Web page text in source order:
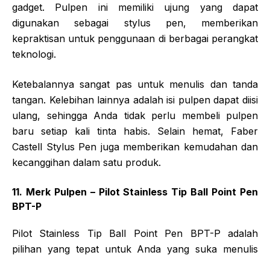
gadget. Pulpen ini memiliki ujung yang dapat
digunakan sebagai stylus pen, memberikan
kepraktisan untuk penggunaan di berbagai perangkat
teknologi.
Ketebalannya sangat pas untuk menulis dan tanda
tangan. Kelebihan lainnya adalah isi pulpen dapat diisi
ulang, sehingga Anda tidak perlu membeli pulpen
baru setiap kali tinta habis. Selain hemat, Faber
Castell Stylus Pen juga memberikan kemudahan dan
kecanggihan dalam satu produk.
11. Merk Pulpen – Pilot Stainless Tip Ball Point Pen
BPT-P
Pilot Stainless Tip Ball Point Pen BPT-P adalah
pilihan yang tepat untuk Anda yang suka menulis